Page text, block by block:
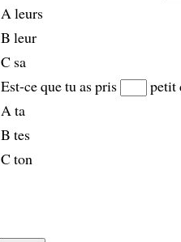
A leurs
B leur
C sa
Est-ce que tu as pris
petit
A ta
B tes
C ton